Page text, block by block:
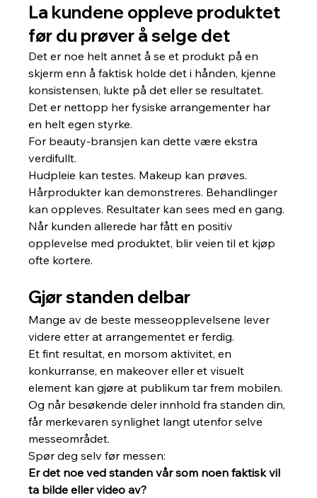
La kundene oppleve produktet
før du prøver å selge det
Det er noe helt annet å se et produkt på en
skjerm enn å faktisk holde det i hånden, kjenne
konsistensen, lukte på det eller se resultatet.
Det er nettopp her fysiske arrangementer har
en helt egen styrke.
For beauty-bransjen kan dette være ekstra
verdifullt.
Hudpleie kan testes. Makeup kan prøves.
Hårprodukter kan demonstreres. Behandlinger
kan oppleves. Resultater kan sees med en gang.
Når kunden allerede har fått en positiv
opplevelse med produktet, blir veien til et kjøp
ofte kortere.
Gjør standen delbar
Mange av de beste messeopplevelsene lever
videre etter at arrangementet er ferdig.
Et fint resultat, en morsom aktivitet, en
konkurranse, en makeover eller et visuelt
element kan gjøre at publikum tar frem mobilen.
Og når besøkende deler innhold fra standen din,
får merkevaren synlighet langt utenfor selve
messeområdet.
Spør deg selv før messen:
Er det noe ved standen vår som noen faktisk vil
ta bilde eller video av?